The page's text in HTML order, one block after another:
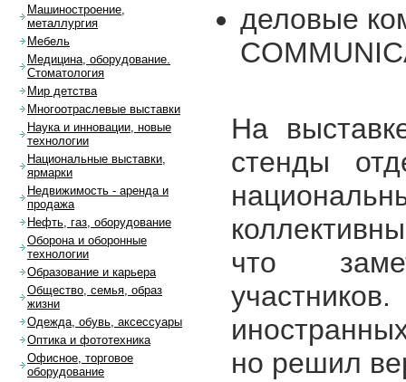
деловые
На
стенды
что
но решил
Машиностроение,
металлургия
Мебель
Медицина, оборудование.
Стоматология
Мир детства
Многоотраслевые выставки
Наука и инновации, новые
технологии
Национальные выставки,
ярмарки
Недвижимость - аренда и
продажа
Нефть, газ, оборудование
Оборона и оборонные
технологии
Образование и карьера
Общество, семья, образ
жизни
Одежда, обувь, аксессуары
Оптика и фототехника
Офисное, торговое
оборудование